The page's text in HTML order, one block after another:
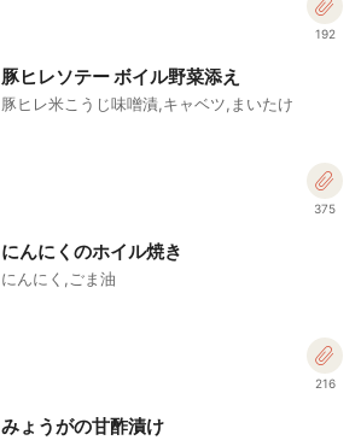
192
豚ヒレソテー ボイル野菜添え
豚ヒレ米こうじ味噌漬,キャベツ,まいたけ
375
にんにくのホイル焼き
にんにく,ごま油
216
みょうがの甘酢漬け